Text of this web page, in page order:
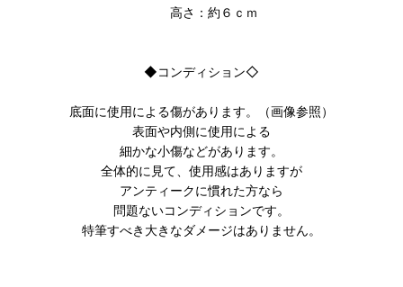
高さ：約６ｃｍ
◆コンディション◇
底面に使用による傷があります。（画像参照）
表面や内側に使用による
細かな小傷などがあります。
全体的に見て、使用感はありますが
アンティークに慣れた方なら
問題ないコンディションです。
特筆すべき大きなダメージはありません。